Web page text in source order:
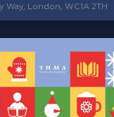
London, WC1A 2TH